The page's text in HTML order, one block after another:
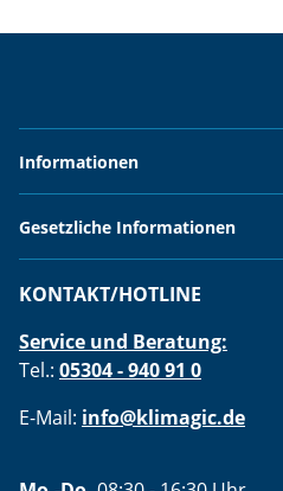
Informationen
Gesetzliche Informationen
KONTAKT/HOTLINE
Service und Beratung:
Tel.: 05304 - 940 91 0
E-Mail: info@klimagic.de